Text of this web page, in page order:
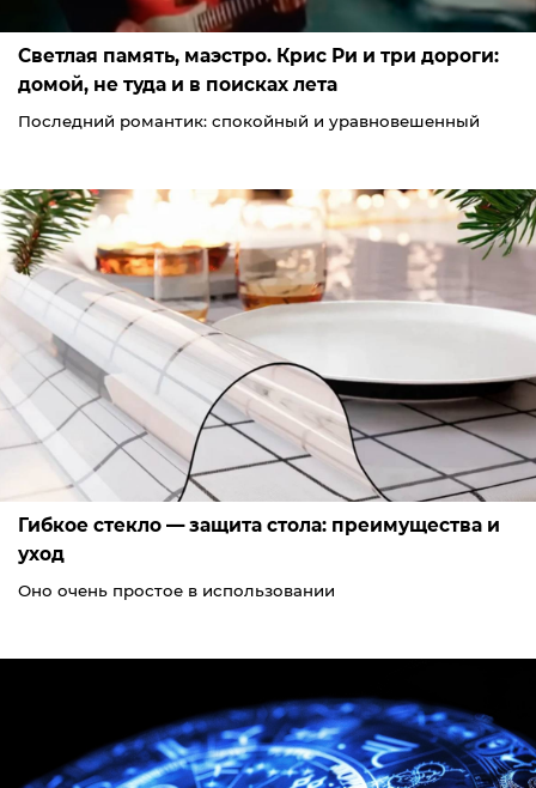
Светлая память, маэстро. Крис Ри и три дороги:
домой, не туда и в поисках лета
Последний романтик: спокойный и уравновешенный
Гибкое стекло — защита стола: преимущества и
уход
Оно очень простое в использовании